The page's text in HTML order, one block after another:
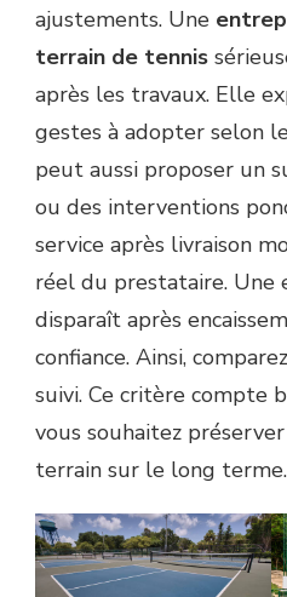
ajustements. Une
terrain de tennis
après les travaux. Elle
gestes à adopter selon
peut aussi proposer un
ou des interventions
service après livraison
réel du prestataire. Une
disparaît après
confiance. Ainsi,
suivi. Ce critère compte
vous souhaitez
terrain sur le long terme.